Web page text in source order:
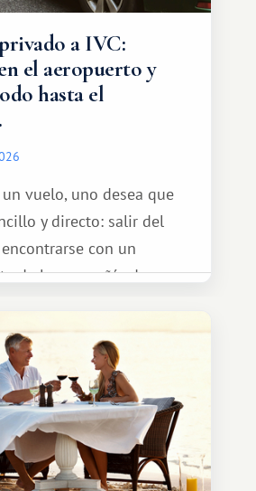
a IVC:
el aeropuerto y
hasta el
vuelo, uno desea que
y directo: salir del
con un
de la compañía de
hasta el complejo